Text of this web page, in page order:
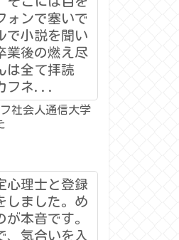
ォンで塞いで
で小説を聞い
業後の燃え尽
は全て拝読
フネ...
社会人通信大学
心理士と登録
しました。め
本音です。
、気合いを入